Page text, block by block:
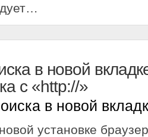
в новой
с «http://»
в новой
установке